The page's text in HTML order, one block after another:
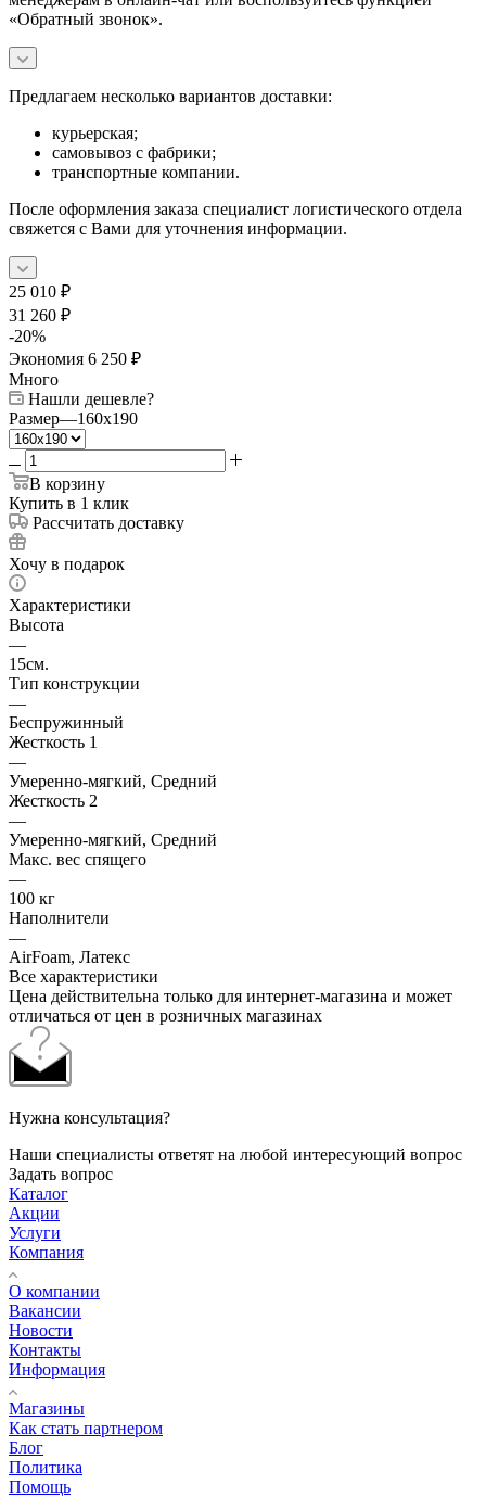
«Обратный звонок».
Предлагаем несколько вариантов доставки:
курьерская;
самовывоз с фабрики;
транспортные компании.
После оформления заказа специалист логистического отдела
свяжется с Вами для уточнения информации.
25 010 ₽
31 260 ₽
-20%
Экономия 6 250 ₽
Много
Нашли дешевле?
Размер—160x190
В корзину
Купить в 1 клик
Рассчитать доставку
Хочу в подарок
Характеристики
Высота
—
15см.
Тип конструкции
—
Беспружинный
Жесткость 1
—
Умеренно-мягкий, Средний
Жесткость 2
—
Умеренно-мягкий, Средний
Макс. вес спящего
—
100 кг
Наполнители
—
AirFoam, Латекс
Все характеристики
Цена действительна только для интернет-магазина и может
отличаться от цен в розничных магазинах
Нужна консультация?
Наши специалисты ответят на любой интересующий вопрос
Задать вопрос
Каталог
Акции
Услуги
Компания
О компании
Вакансии
Новости
Контакты
Информация
Магазины
Как стать партнером
Блог
Политика
Помощь